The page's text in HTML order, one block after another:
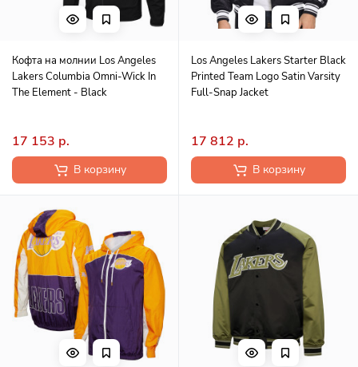
Кофта на молнии Los Angeles
Lakers Columbia Omni-Wick In
The Element - Black
17 153 р.
В корзину
Los Angeles Lakers Starter Black
Printed Team Logo Satin Varsity
Full-Snap Jacket
17 812 р.
В корзину